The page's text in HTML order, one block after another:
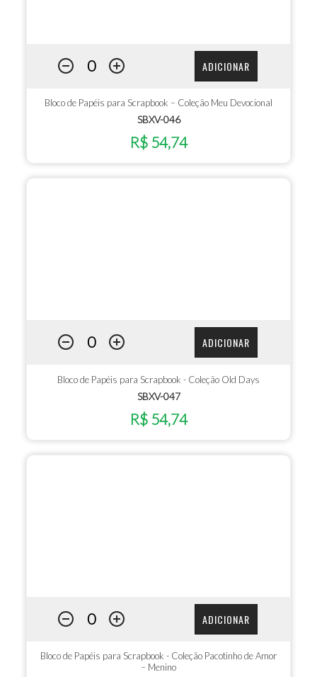
ADICIONAR
Bloco de Papéis para Scrapbook – Coleção Meu Devocional
SBXV-046
R$ 54,74
ADICIONAR
Bloco de Papéis para Scrapbook - Coleção Old Days
SBXV-047
R$ 54,74
ADICIONAR
Bloco de Papéis para Scrapbook - Coleção Pacotinho de Amor
– Menino